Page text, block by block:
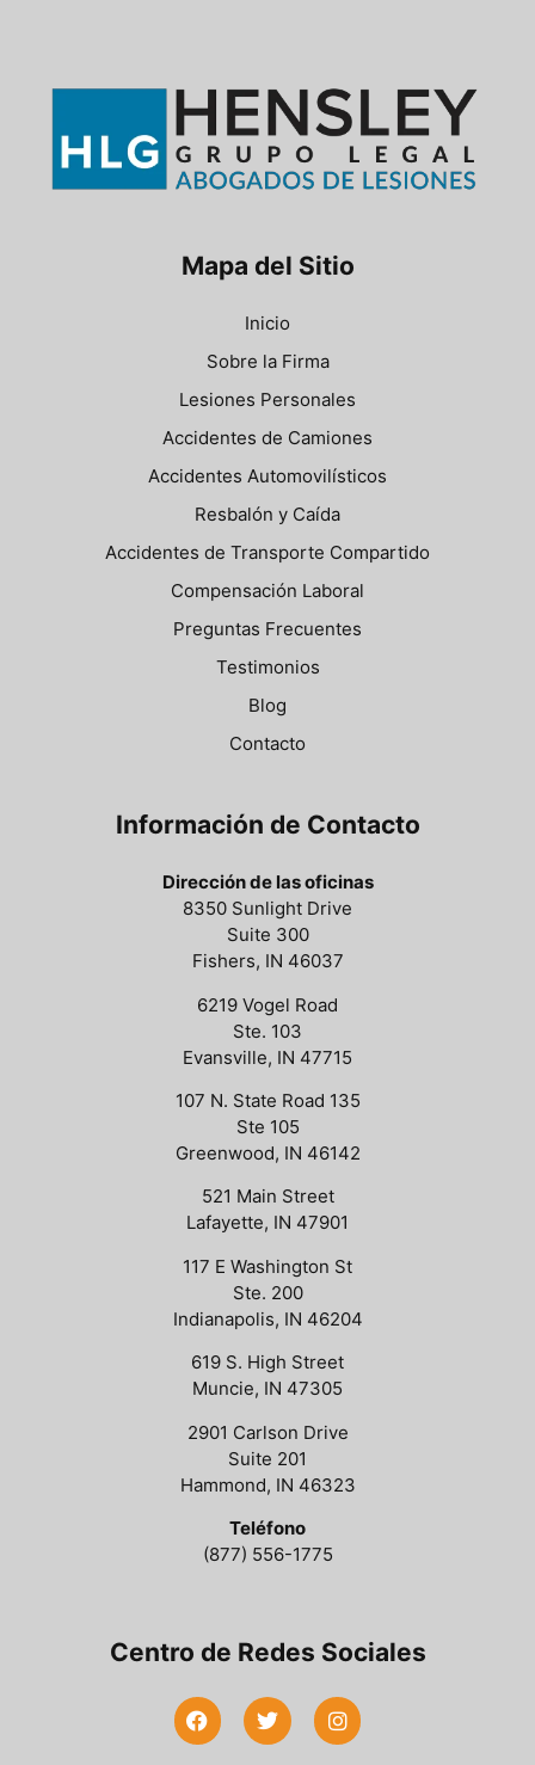
Mapa del Sitio
Inicio
Sobre la Firma
Lesiones Personales
Accidentes de Camiones
Accidentes Automovilísticos
Resbalón y Caída
Accidentes de Transporte Compartido
Compensación Laboral
Preguntas Frecuentes
Testimonios
Blog
Contacto
Información de Contacto
Dirección de las oficinas
8350 Sunlight Drive
Suite 300
Fishers, IN 46037
6219 Vogel Road
Ste. 103
Evansville, IN 47715
107 N. State Road 135
Ste 105
Greenwood, IN 46142
521 Main Street
Lafayette, IN 47901
117 E Washington St
Ste. 200
Indianapolis, IN 46204
619 S. High Street
Muncie, IN 47305
2901 Carlson Drive
Suite 201
Hammond, IN 46323
Teléfono
(877) 556-1775
Centro de Redes Sociales